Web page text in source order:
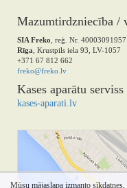
Mūsu mājaslapa izmanto
Mazumtirdzniecība /
SIA Freko , reģ. Nr. 40003091957
Rīga , Krustpils iela 93, LV-1057
+371 67 812 662
freko@freko.lv
Kases aparātu serviss
kases-aparati.lv